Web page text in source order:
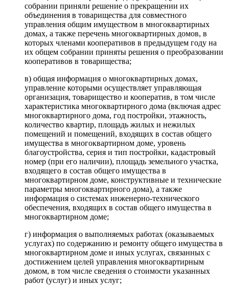
собрании приняли решение о прекращении их
объединения в товарищества для совместного
управления общим имуществом в многоквартирных
домах, а также перечень многоквартирных домов, в
которых членами кооперативов в предыдущем году на
их общем собрании приняты решения о преобразовании
кооперативов в товарищества;
в) общая информация о многоквартирных домах,
управление которыми осуществляет управляющая
организация, товарищество и кооператив, в том числе
характеристика многоквартирного дома (включая адрес
многоквартирного дома, год постройки, этажность,
количество квартир, площадь жилых и нежилых
помещений и помещений, входящих в состав общего
имущества в многоквартирном доме, уровень
благоустройства, серия и тип постройки, кадастровый
номер (при его наличии), площадь земельного участка,
входящего в состав общего имущества в
многоквартирном доме, конструктивные и технические
параметры многоквартирного дома), а также
информация о системах инженерно-технического
обеспечения, входящих в состав общего имущества в
многоквартирном доме;
г) информация о выполняемых работах (оказываемых
услугах) по содержанию и ремонту общего имущества в
многоквартирном доме и иных услугах, связанных с
достижением целей управления многоквартирным
домом, в том числе сведения о стоимости указанных
работ (услуг) и иных услуг;